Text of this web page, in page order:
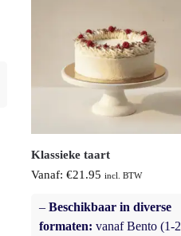
Klassieke taart
Vanaf: €21.95 incl. BTW
–Beschikbaar in diverse
formaten: vanaf Bento (1-2